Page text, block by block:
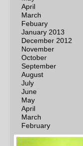
April
March
Febuary
January 2013
December 2012
November
October
September
August
July
June
May
April
March
February